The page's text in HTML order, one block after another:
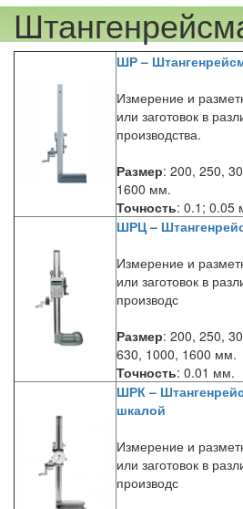
ШР –
Измерение и
или заготовок в
производства.
Размер: 200, 250,
1600 мм.
Точность: 0.1; 0.05
ШРЦ –
Измерение и
или заготовок в
производс
Размер: 200, 250,
630, 1000, 1600 мм.
Точность: 0.01 мм.
ШРК –
шкалой
Измерение и
или заготовок в
производс